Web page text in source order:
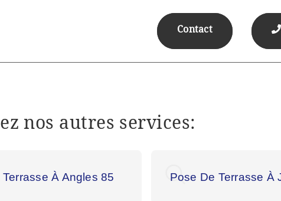
Contact
nos autres services:
À Angles 85 Pose De Terrasse À